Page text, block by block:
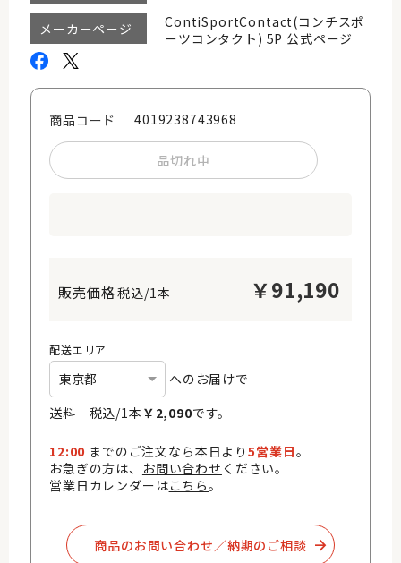
メーカーページ
ContiSportContact(コンチスポ
ーツコンタクト) 5P 公式ページ
商品コード 4019238743968
品切れ中
税込/1本 ￥91,190
配送エリア
へのお届けで
送料 税込/1本 ￥ 2,090です。
12:00 までのご注文なら本日より5営業日。
お急ぎの方は、 お問い合わせ ください。
営業日カレンダーはこちら。
商品のお問い合わせ／納期のご相談​